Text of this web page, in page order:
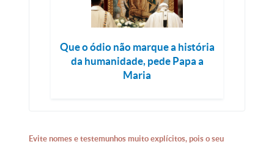
Que o ódio não marque a história
da humanidade, pede Papa a
Maria
Evite nomes e testemunhos muito explícitos, pois o seu